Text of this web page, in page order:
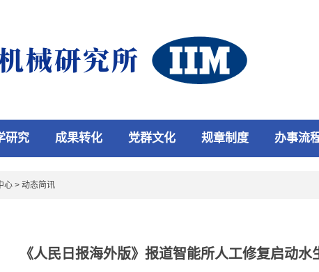
研究 成果转化 党群文化 规章制度 办事流
心 > 动态简讯
《人民日报海外版》报道智能所人工修复启动